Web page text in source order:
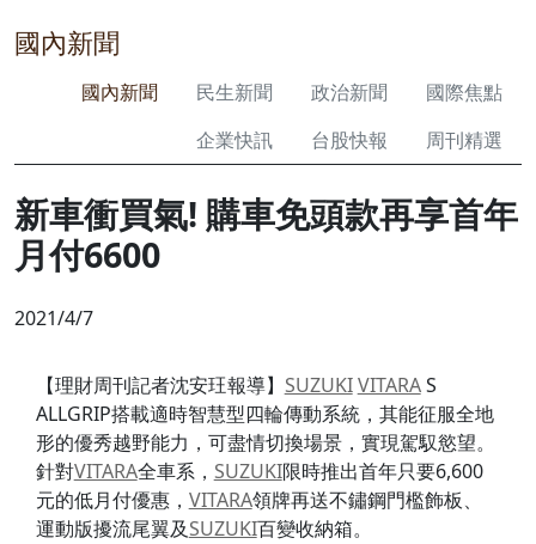
國內新聞
國內新聞 民生新聞 政治新聞
國際焦點
企業快訊
台股快報 周刊精選
新車衝買氣! 購車免頭款再享首年
月付6600
2021/4/7
【理財周刊記者沈安玨報導】 SUZUKIVITARAS
ALLGRIP搭載適時智慧型四輪傳動系統，其能征服全地
形的優秀越野能力，可盡情切換場景，實現駕馭慾望。
針對VITARA全車系， SUZUKI限時推出首年只要6,600
元的低月付優惠， VITARA領牌再送不鏽鋼門檻飾板、
運動版擾流尾翼及SUZUKI百變收納箱。